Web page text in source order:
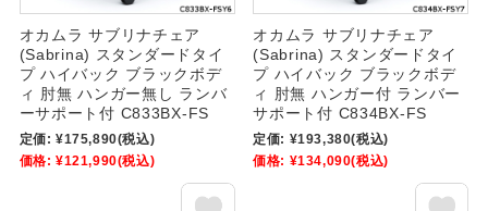
オカムラ サブリナチェア
(Sabrina) スタンダードタイ
プ ハイバック ブラックボデ
ィ 肘無 ハンガー無し ランバ
ーサポート付 C833BX-FS
定価: ¥175,890(税込)
価格: ¥121,990(税込)
オカムラ サブリナチェア
(Sabrina) スタンダードタイ
プ ハイバック ブラックボデ
ィ 肘無 ハンガー付 ランバー
サポート付 C834BX-FS
定価: ¥193,380(税込)
価格: ¥134,090(税込)